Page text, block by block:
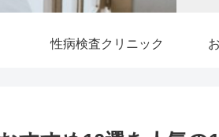
性病検査クリニック